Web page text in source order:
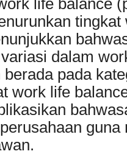
dalam
pada
work life